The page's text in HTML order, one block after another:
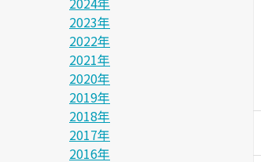
2023年
2022年
2021年
2020年
2019年
2018年
2017年
2016年